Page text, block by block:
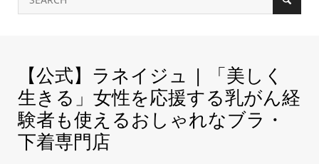
【公式】ラネイジュ | 「美しく
生きる」女性を応援する乳がん経
験者も使えるおしゃれなブラ・
下着専門店